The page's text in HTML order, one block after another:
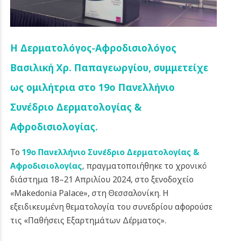
Η Δερματολόγος-Αφροδισιολόγος
Βασιλική Χρ. Παπαγεωργίου, συμμετείχε
ως ομιλήτρια στο 19ο Πανελλήνιο
Συνέδριο Δερματολογίας &
Αφροδισιολογίας.
Το 19ο Πανελλήνιο Συνέδριο Δερματολογίας &
Αφροδισιολογίας, πραγματοποιήθηκε το χρονικό
διάστημα 18–21 Απριλίου 2024, στο ξενοδοχείο
«Makedonia Palace», στη Θεσσαλονίκη. Η
εξειδικευμένη θεματολογία του συνεδρίου αφορούσε
τις «Παθήσεις Εξαρτημάτων Δέρματος».